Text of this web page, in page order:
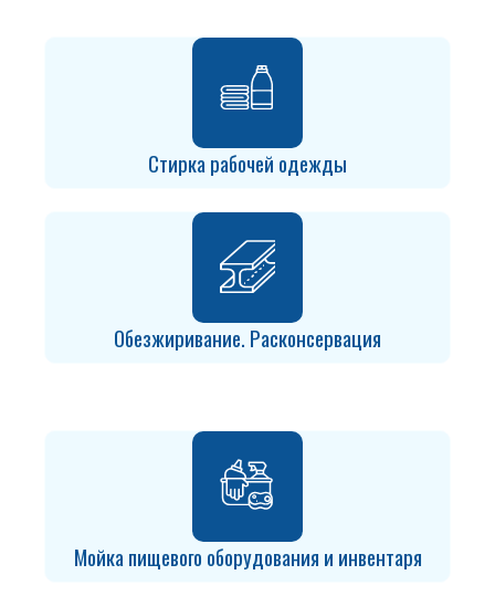
Стирка рабочей одежды
Обезжиривание. Расконсервация
Мойка пищевого оборудования и инвентаря